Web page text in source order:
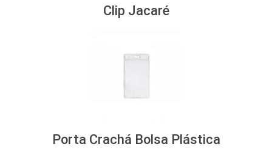
Clip Jacaré
Porta Crachá Bolsa Plástica